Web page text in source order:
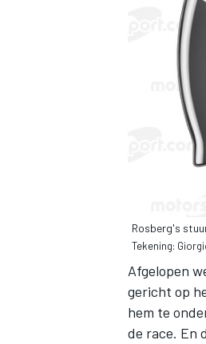
Rosberg's
Tekening:
Afgelopen
gericht op
hem te
de race. En